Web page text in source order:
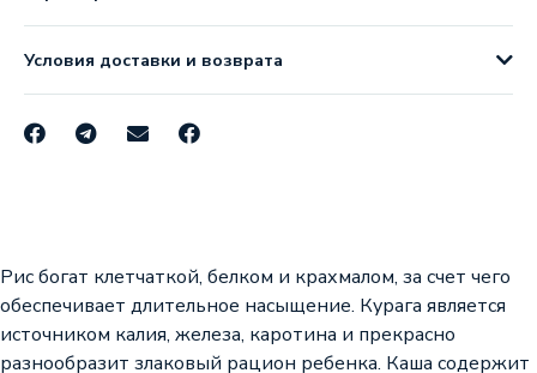
Условия доставки и возврата
Рис богат клетчаткой, белком и крахмалом, за счет чего
обеспечивает длительное насыщение. Курага является
источником калия, железа, каротина и прекрасно
разнообразит злаковый рацион ребенка. Каша содержит